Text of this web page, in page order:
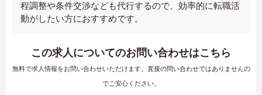
程調整や条件交渉なども代行するので、効率的に転職活
動がしたい方におすすめです。
この求人についてのお問い合わせはこちら
無料で求人情報をお問い合わせいただけます。直接の問い合わせではありませんの
でご安心ください。